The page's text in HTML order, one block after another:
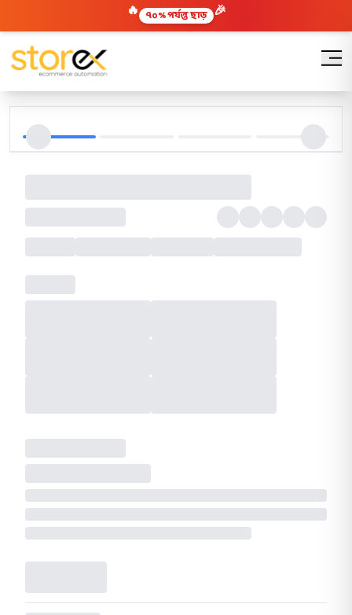
🔥 ৭০% পর্যন্ত ছাড় 🎉